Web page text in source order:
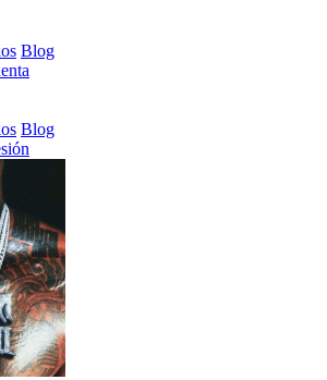
Blog
Blog